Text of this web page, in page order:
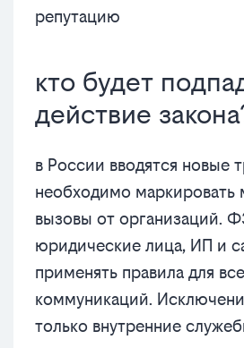
репутацию
кто будет
действие
в России вводятся новые
необходимо маркировать
вызовы от организаций.
юридические лица, ИП и
применять правила для
коммуникаций.
только внутренние